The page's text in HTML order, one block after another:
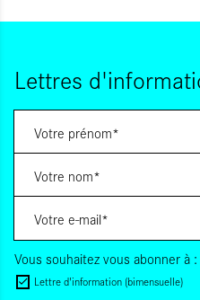
Lettres
Vous souhaitez vous abonner à :
Lettre d'information (bimensuelle)